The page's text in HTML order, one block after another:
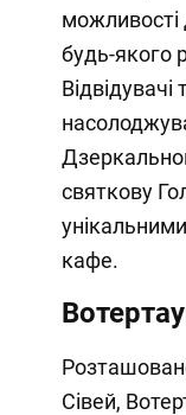
будь-якого
святкову
кафе.
Сівей,